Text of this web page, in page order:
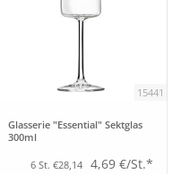
15441
Glasserie "Essential" Sektglas
300ml
6 St. €28,14 4,69 €/St.*